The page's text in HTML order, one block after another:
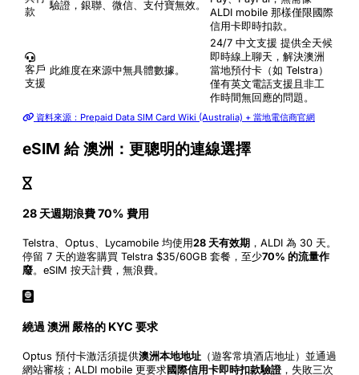
款
驗證，銀聯、微信、支付寶無效。
ALDI mobile 那樣僅限國際
信用卡即時扣款。
客戶
支援
此維度在來源中無具體數據。
24/7 中文支援 提供全天候
即時線上聊天，解決澳洲
當地預付卡（如 Telstra）
僅有英文電話支援且非工
作時間無回應的問題。
資料來源：Prepaid Data SIM Card Wiki (Australia) + 當地電信商官網
eSIM 給 澳洲：更聰明的連線選擇
28 天週期浪費 70% 費用
Telstra、Optus、Lycamobile 均使用28 天有效期 ，ALDI 為 30 天。
停留 7 天的遊客購買 Telstra $35/60GB 套餐，至少70% 的流量作
廢。eSIM 按天計費，無浪費。
繞過 澳洲 嚴格的 KYC 要求
Optus 預付卡激活須提供澳洲本地地址 （遊客常填酒店地址）並通過
網站審核；ALDI mobile 更要求國際信用卡即時扣款驗證 ，失敗三次